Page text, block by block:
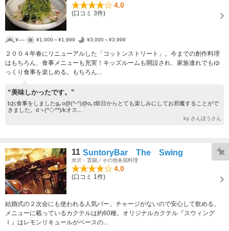
4.0
(口コミ 3件)
¥---- ¥1,000～¥1,999 ¥3,000～¥3,999
２００４年春にリニューアルした「コットンストリート」。今までの創作料理
はもちろん、食事メニューも充実！キッズルームも開設され、家族連れでもゆ
っくり食事を楽しめる。もちろん...
“美味しかったです。”
bお食事をしましたg｡o@(^-^)@o｡t前日からとても楽しみにしてお邪魔することがで
きました。dヽ(^◇^*)/kオス...
by さんぼうさん
11 SuntoryBar The Swing
米沢・置賜／その他各国料理
4.0
(口コミ 1件)
結婚式の２次会にも使われる人気バー。チャージがないので安心して飲める。
メニューに載っているカクテルは約60種。オリジナルカクテル『スウィング
Ｉ』はレモンリキュールがベースの...